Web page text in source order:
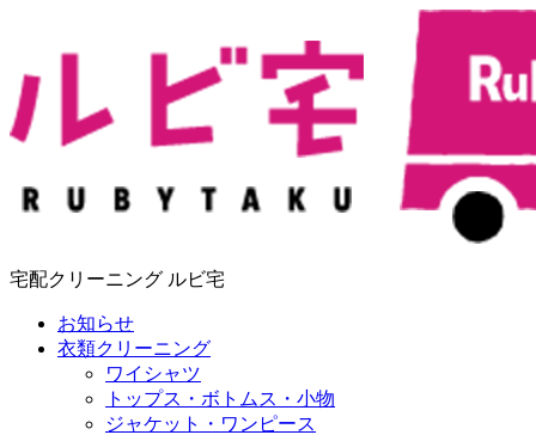
宅配クリーニング ルビ宅
お知らせ
衣類クリーニング
ワイシャツ
トップス・ボトムス・小物
ジャケット・ワンピース